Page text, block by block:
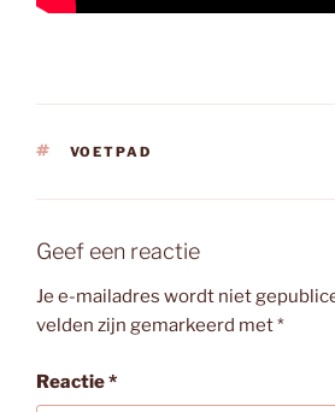
TAGS
VOETPAD
Geef een reactie
Je e-mailadres wordt niet
velden zijn gemarkeerd met*
Reactie*